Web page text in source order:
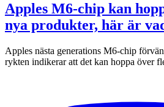
Apples M6-chip kan
nya produkter, här är
Apples nästa generations M6-chip
rykten indikerar att det kan hoppa över